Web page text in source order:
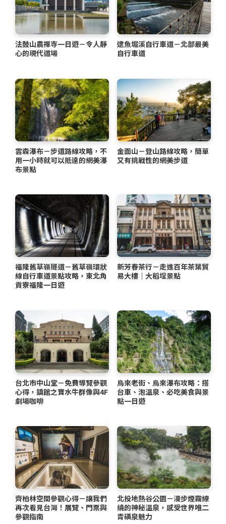
法鼓山農禪寺一日遊－令人靜
心的現代道場
逮魚堀溪自行車道－北部最美
自行車道
雲森瀑布－步道路線攻略，不
用一小時就可以抵達的網美瀑
布景點
金面山－登山路線攻略，簡單
又有挑戰性的網美步道
福隆舊草嶺隧道－舊草嶺環狀
線自行車道景點攻略，東北角
貢寮福隆一日遊
新芳春茶行－走進百年茶葉貿
易大樓｜大稻埕景點
台北市中山堂－免費導覽參觀
心得，鎮館之寶水牛群像與4F
劇場咖啡
烏來老街、烏來瀑布攻略：搭
台車、泡溫泉、必吃美食與景
點一日遊
齊柏林空間參觀心得－讓我們
再次看見台灣！展覽、門票與
參觀指南
北投地熱谷公園－漫步煙霧繚
繞的神秘溫泉，感受世界唯二
青磺泉魅力